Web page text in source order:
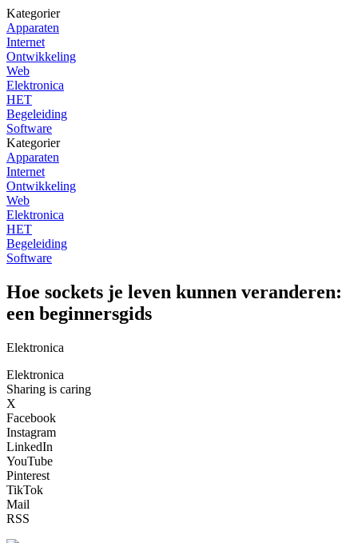
Kategorier
Apparaten
Internet
Ontwikkeling
Web
Elektronica
HET
Begeleiding
Software
Kategorier
Apparaten
Internet
Ontwikkeling
Web
Elektronica
HET
Begeleiding
Software
Hoe sockets je leven kunnen veranderen:
een beginnersgids
Elektronica
Elektronica
Sharing is caring
X
Facebook
Instagram
LinkedIn
YouTube
Pinterest
TikTok
Mail
RSS